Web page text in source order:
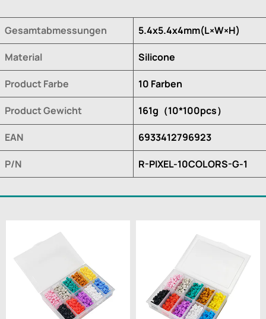
Gesamtabmessungen 5.4x5.4x4mm(L×W×H)
Material Silicone
Product Farbe 10 Farben
Product Gewicht 161g（10*100pcs）
EAN 6933412796923
P/N R-PIXEL-10COLORS-G-1